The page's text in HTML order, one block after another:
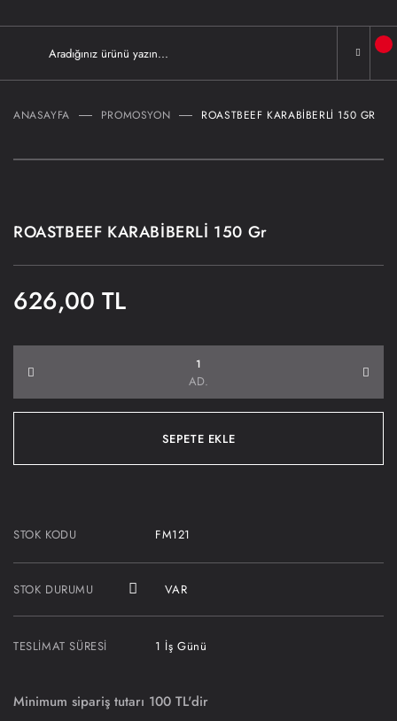
ANASAYFA PROMOSYON ROASTBEEF KARABİBERLİ 150 GR
ROASTBEEF KARABİBERLİ 150 Gr
626,00 TL
AD.
SEPETE EKLE
STOK KODU FM121
STOK DURUMU VAR
TESLIMAT SÜRESI 1 İş Günü
Minimum sipariş tutarı 100 TL'dir